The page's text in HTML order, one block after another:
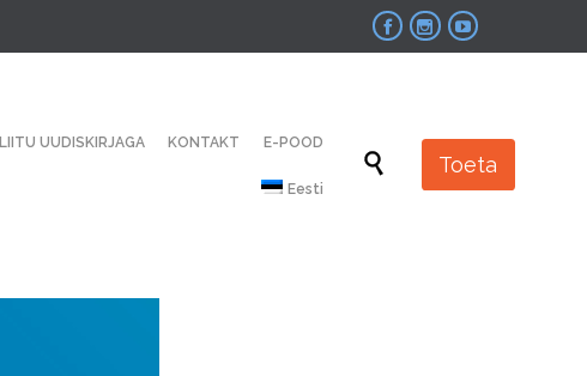
  
content
LIITU UUDISKIRJAGA KONTAKT E-POOD
Eesti
 Toeta